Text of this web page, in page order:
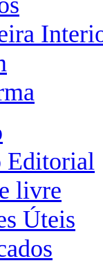
Editorial
livre
Úteis